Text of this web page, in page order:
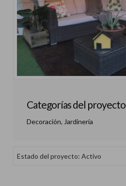
Categorías del proyecto
Decoración, Jardinería
Estado del proyecto: Activo